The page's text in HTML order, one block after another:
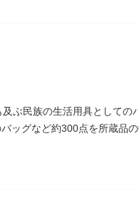
ましたが、その5年後、当
ます。
牀六尺の間」などを復元し
維持・保存されています。
ぶ民族の生活用具として
ッグなど約300点を所蔵品